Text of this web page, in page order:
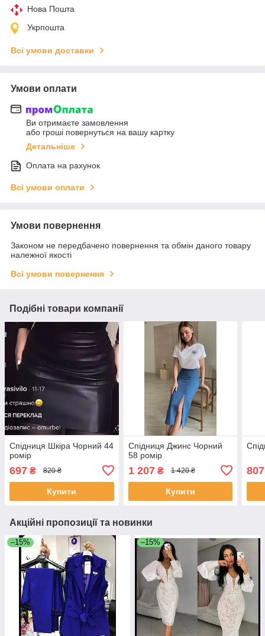
Нова Пошта
Укрпошта
Всі умови доставки
Умови оплати
Ви отримаєте замовлення
або гроші повернуться на вашу картку
Детальніше
Оплата на рахунок
Всі умови оплати
Умови повернення
Законом не передбачено повернення та обмін даного товару
належної якості
Всі умови повернення
Подібні товари компанії
Спідниця Шкіра Чорний 44
ромір
697 ₴ 820 ₴
Купити
Спідниця Джинс Чорний
58 ромір
1 207₴ 1 420 ₴
Купити
Акційні пропозиції та новинки
–15% –15%